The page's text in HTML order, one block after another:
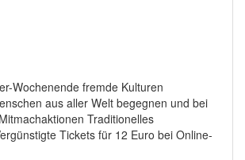
Wochenende fremde Kulturen
aus aller Welt begegnen und bei
Traditionelles
Tickets für 12 Euro bei Online-